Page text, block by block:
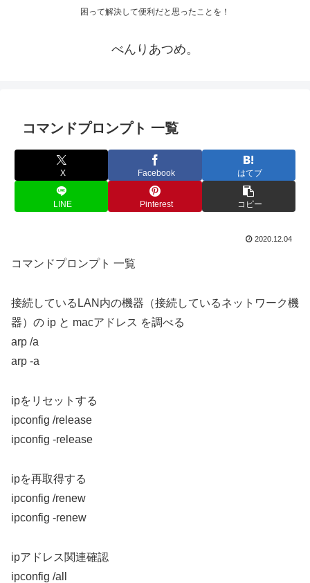
困って解決して便利だと思ったことを！
べんりあつめ。
コマンドプロンプト 一覧
X Facebook はてブ
LINE Pinterest コピー
2020.12.04
コマンドプロンプト 一覧
接続しているLAN内の機器（接続しているネットワーク機
器）の ip と macアドレス を調べる
arp /a
arp -a
ipをリセットする
ipconfig /release
ipconfig -release
ipを再取得する
ipconfig /renew
ipconfig -renew
ipアドレス関連確認
ipconfig /all